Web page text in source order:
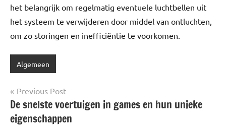
het belangrijk om regelmatig eventuele luchtbellen uit
het systeem te verwijderen door middel van ontluchten,
om zo storingen en inefficiëntie te voorkomen.
Algemeen
Post
navigation
Previous Post
De snelste voertuigen in games en hun unieke
eigenschappen